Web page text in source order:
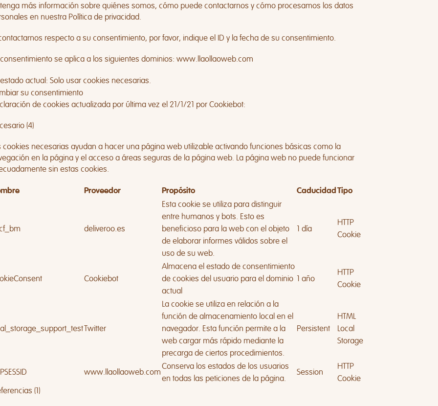
más información sobre quiénes somos, cómo puede contactarnos y cómo procesamos los datos
en nuestra Política de privacidad.
respecto a su consentimiento, por favor, indique el ID y la fecha de su consentimiento.
se aplica a los siguientes dominios: www.llaollaoweb.com
actual: Solo usar cookies necesarias.
su consentimiento
de cookies actualizada por última vez el 21/1/21 porCookiebot:
(4)
cookies necesarias ayudan a hacer una página web utilizable activando funciones básicas como la
en la página y el acceso a áreas seguras de la página web. La página web no puede funcionar
sin estas cookies.
Proveedor Propósito Caducidad Tipo
deliveroo.es
Esta cookie se utiliza para distinguir
entre humanos y bots. Esto es
beneficioso para la web con el objeto
de elaborar informes válidos sobre el
uso de su web.
1 día
HTTP
Cookie
Cookiebot
Almacena el estado de consentimiento
de cookies del usuario para el dominio
actual
1 año
HTTP
Cookie
Twitter
La cookie se utiliza en relación a la
función de almacenamiento local en el
navegador. Esta función permite a la
web cargar más rápido mediante la
precarga de ciertos procedimientos.
Persistent
HTML
Local
Storage
www.llaollaoweb.com
Conserva los estados de los usuarios
en todas las peticiones de la página.
Session
HTTP
Cookie
(1)